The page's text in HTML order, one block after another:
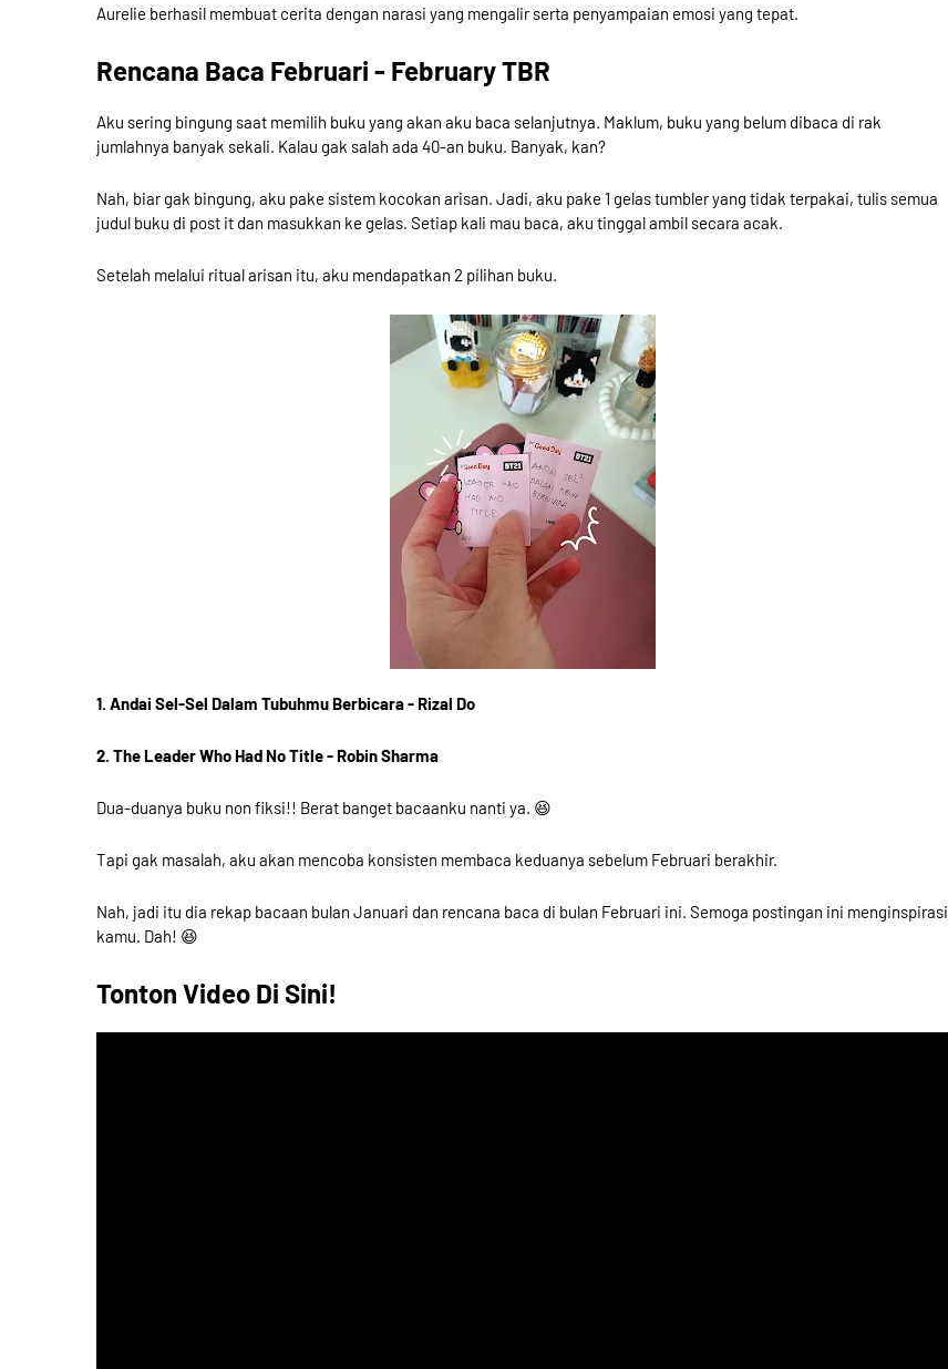
Aurelie berhasil membuat cerita dengan narasi yang mengalir serta penyampaian emosi yang tepat.
Rencana Baca Februari - February TBR
Aku sering bingung saat memilih buku yang akan aku baca selanjutnya. Maklum, buku yang belum dibaca di rak
jumlahnya banyak sekali. Kalau gak salah ada 40-an buku. Banyak, kan?
Nah, biar gak bingung, aku pake sistem kocokan arisan. Jadi, aku pake 1 gelas tumbler yang tidak terpakai, tulis semua
judul buku di post it dan masukkan ke gelas. Setiap kali mau baca, aku tinggal ambil secara acak.
Setelah melalui ritual arisan itu, aku mendapatkan 2 pilihan buku.
1. Andai Sel-Sel Dalam Tubuhmu Berbicara - Rizal Do
2. The Leader Who Had No Title - Robin Sharma
Dua-duanya buku non fiksi!! Berat banget bacaanku nanti ya. 😆
Tapi gak masalah, aku akan mencoba konsisten membaca keduanya sebelum Februari berakhir.
Nah, jadi itu dia rekap bacaan bulan Januari dan rencana baca di bulan Februari ini. Semoga postingan ini menginspirasi
kamu. Dah! 😆
Tonton Video Di Sini!